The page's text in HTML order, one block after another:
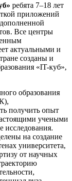
ребята 7–18 лет
приложений
Все центры
актуальными и
созданы и
«IT-куб»,
образования
получить опыт
учеными
исследования.
на создание
университета,
от научных